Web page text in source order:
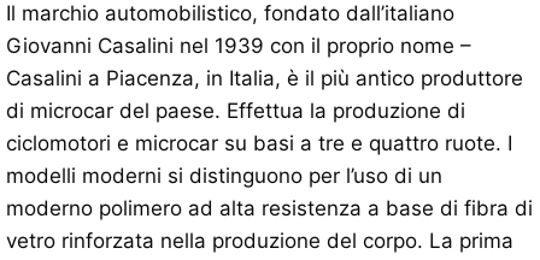
Il marchio automobilistico, fondato dall’italiano
Giovanni Casalini nel 1939 con il proprio nome –
Casalini a Piacenza, in Italia, è il più antico produttore
di microcar del paese. Effettua la produzione di
ciclomotori e microcar su basi a tre e quattro ruote. I
modelli moderni si distinguono per l’uso di un
moderno polimero ad alta resistenza a base di fibra di
vetro rinforzata nella produzione del corpo. La prima